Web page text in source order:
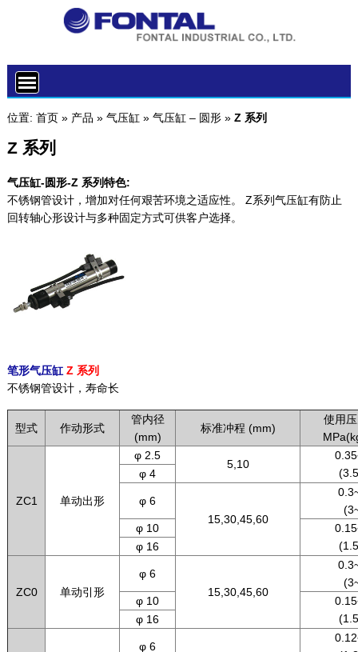
位置:首页 » 产品 »气压缸 »气压缸 – 圆形 »Z 系列
Z 系列
气压缸-圆形-Z 系列特色:
不锈钢管设计，增加对任何艰苦环境之适应性。 Z系列气压缸有防止
回转轴心形设计与多种固定方式可供客户选择。
笔形气压缸 Z 系列
不锈钢管设计，寿命长
型式 作动形式
管内径
(mm)
标准冲程 (mm)
使用
ZC1 单动出形
φ 2.5
5,10
φ 4
φ 6
15,30,45,60
φ 10
φ 16
ZC0 单动引形
φ 6
15,30,45,60
φ 10
φ 16
φ 6